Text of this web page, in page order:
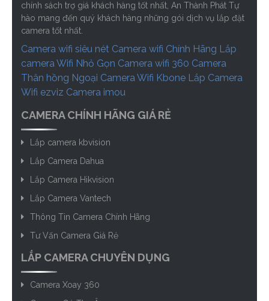
chính sách trợ giá khách hàng tốt nhất, An Thành Phát Tự
hào mang đến quý khách hàng những gói dịch vụ lắp đặt
camera tốt nhất.
Camera wifi siêu nét Camera wifi Chính Hãng Lắp
camera Wifi Nhỏ Gọn Camera wifi 360 Camera
Thân hồng Ngoại Camera Wifi Kbone Lắp Camera
Wifi ezviz Camera imou
CAMERA CHÍNH HÃNG GIÁ RẺ
Lắp camera kbvision
Lắp Camera Dahua
Lắp Camera Hikvision
Lắp Camera Vantech
Thông Tin Camera Chính Hãng
Tư Vấn Camera Giá Rẻ
LẮP CAMERA CHUYÊN DỤNG
Camera Xoay 360